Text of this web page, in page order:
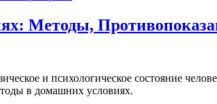
Методы,
и психологическое состояние
в домашних условиях.